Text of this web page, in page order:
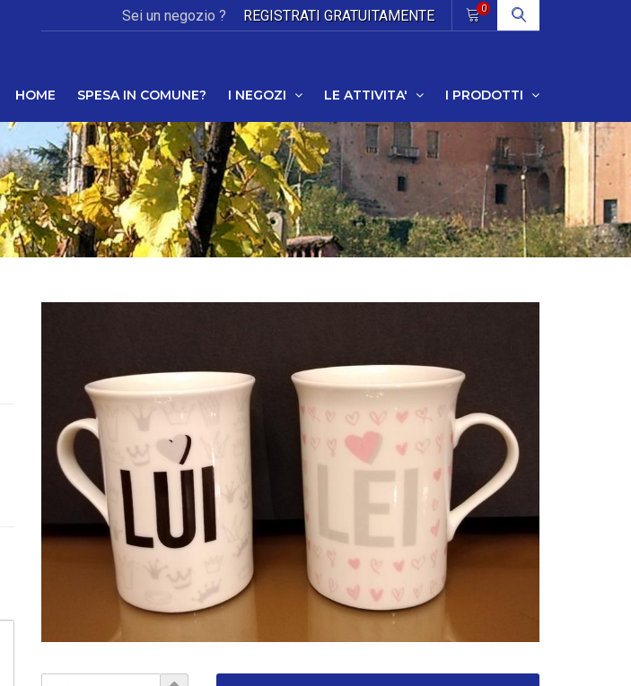
Sei un negozio ? REGISTRATI GRATUITAMENTE 0
HOME SPESA IN COMUNE? I NEGOZI LE ATTIVITA' I PRODOTTI